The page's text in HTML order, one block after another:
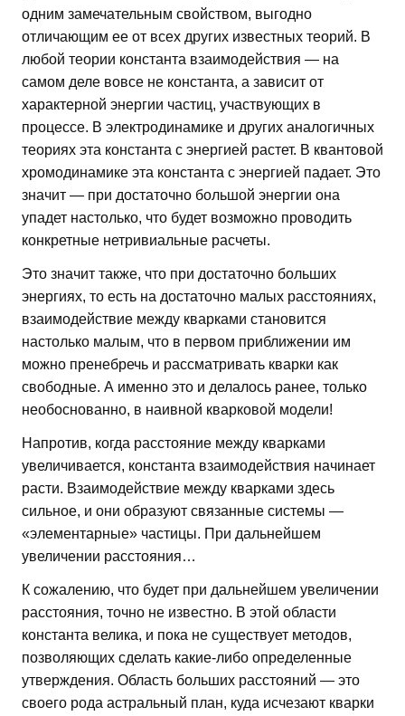
одним замечательным свойством, выгодно
отличающим ее от всех других известных теорий. В
любой теории константа взаимодействия — на
самом деле вовсе не константа, а зависит от
характерной энергии частиц, участвующих в
процессе. В электродинамике и других аналогичных
теориях эта константа с энергией растет. В квантовой
хромодинамике эта константа с энергией падает. Это
значит — при достаточно большой энергии она
упадет настолько, что будет возможно проводить
конкретные нетривиальные расчеты.
Это значит также, что при достаточно больших
энергиях, то есть на достаточно малых расстояниях,
взаимодействие между кварками становится
настолько малым, что в первом приближении им
можно пренебречь и рассматривать кварки как
свободные. А именно это и делалось ранее, только
необоснованно, в наивной кварковой модели!
Напротив, когда расстояние между кварками
увеличивается, константа взаимодействия начинает
расти. Взаимодействие между кварками здесь
сильное, и они образуют связанные системы —
«элементарные» частицы. При дальнейшем
увеличении расстояния…
К сожалению, что будет при дальнейшем увеличении
расстояния, точно не известно. В этой области
константа велика, и пока не существует методов,
позволяющих сделать какие-либо определенные
утверждения. Область больших расстояний — это
своего рода астральный план, куда исчезают кварки